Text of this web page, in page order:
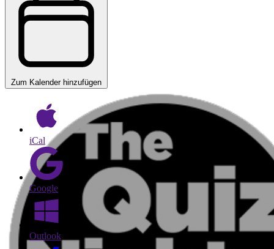
Zum Kalender hinzufügen
iCal
Google
Outlook